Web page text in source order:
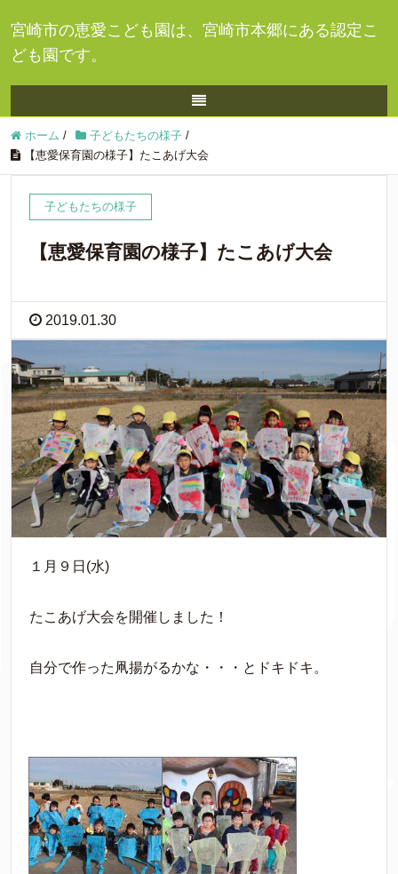
宮崎市の恵愛こども園は、宮崎市本郷にある認定こ
ども園です。
ホーム / 子どもたちの様子 /
【恵愛保育園の様子】たこあげ大会
子どもたちの様子
【恵愛保育園の様子】たこあげ大会
2019.01.30
１月９日(水)
たこあげ大会を開催しました！
自分で作った凧揚がるかな・・・とドキドキ。